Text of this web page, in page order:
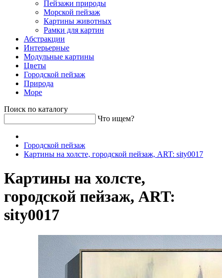
Пейзажи природы
Морской пейзаж
Картины животных
Рамки для картин
Абстракции
Интерьерные
Модульные картины
Цветы
Городской пейзаж
Природа
Море
Поиск по каталогу
Что ищем?
Городской пейзаж
Картины на холсте, городской пейзаж, ART: sity0017
Картины на холсте,
городской пейзаж, ART:
sity0017